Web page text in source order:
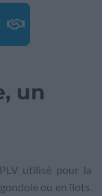
un
utilisé pour la
ou en îlots.